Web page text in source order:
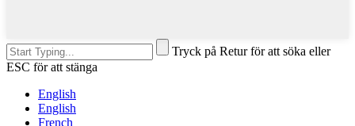
Tryck på Retur för att söka eller
ESC för att stänga
English
English
French